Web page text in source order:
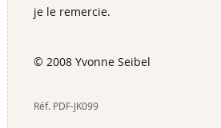
je le remercie.
© 2008 Yvonne Seibel
Réf. PDF-JK099